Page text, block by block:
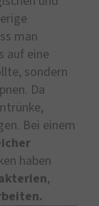
man
auf eine
sondern
Da
Bei einem
haben
,